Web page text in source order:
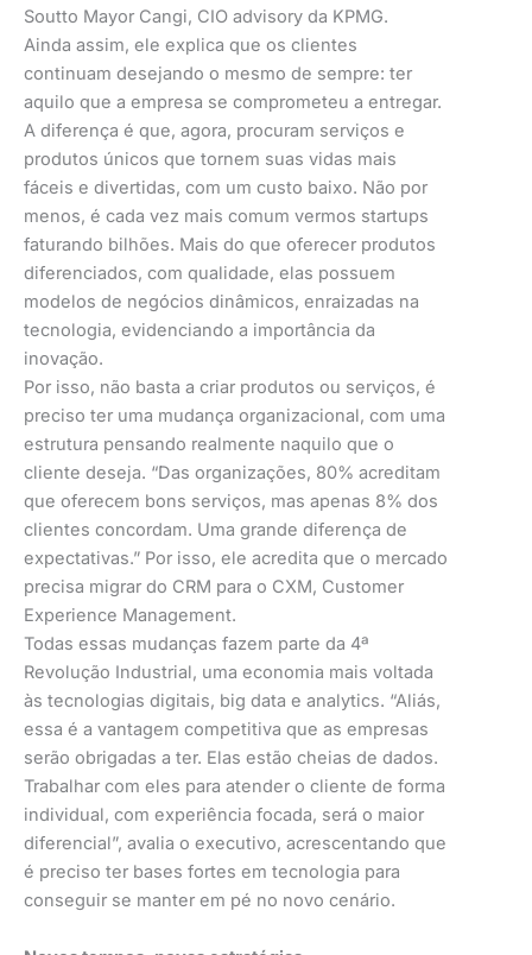
Soutto Mayor Cangi, CIO advisory da KPMG.
Ainda assim, ele explica que os clientes
continuam desejando o mesmo de sempre: ter
aquilo que a empresa se comprometeu a entregar.
A diferença é que, agora, procuram serviços e
produtos únicos que tornem suas vidas mais
fáceis e divertidas, com um custo baixo. Não por
menos, é cada vez mais comum vermos startups
faturando bilhões. Mais do que oferecer produtos
diferenciados, com qualidade, elas possuem
modelos de negócios dinâmicos, enraizadas na
tecnologia, evidenciando a importância da
inovação.
Por isso, não basta a criar produtos ou serviços, é
preciso ter uma mudança organizacional, com uma
estrutura pensando realmente naquilo que o
cliente deseja. “Das organizações, 80% acreditam
que oferecem bons serviços, mas apenas 8% dos
clientes concordam. Uma grande diferença de
expectativas.” Por isso, ele acredita que o mercado
precisa migrar do CRM para o CXM, Customer
Experience Management.
Todas essas mudanças fazem parte da 4ª
Revolução Industrial, uma economia mais voltada
às tecnologias digitais, big data e analytics. “Aliás,
essa é a vantagem competitiva que as empresas
serão obrigadas a ter. Elas estão cheias de dados.
Trabalhar com eles para atender o cliente de forma
individual, com experiência focada, será o maior
diferencial”, avalia o executivo, acrescentando que
é preciso ter bases fortes em tecnologia para
conseguir se manter em pé no novo cenário.